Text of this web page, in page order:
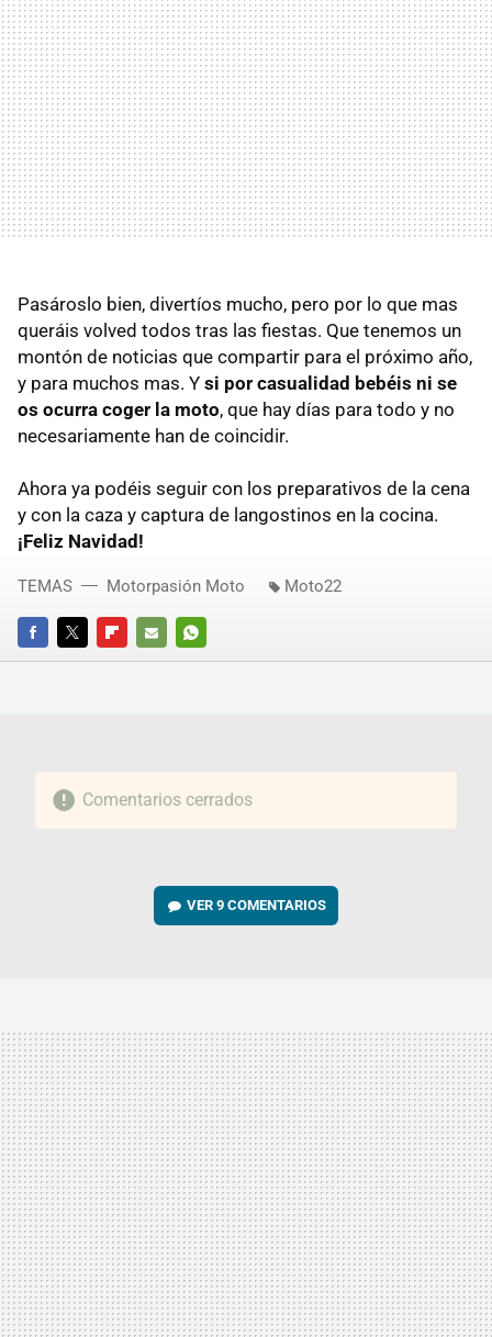
Pasároslo bien, divertíos mucho, pero por lo que mas
queráis volved todos tras las fiestas. Que tenemos un
montón de noticias que compartir para el próximo año,
y para muchos mas. Y si por casualidad bebéis ni se
os ocurra coger la moto, que hay días para todo y no
necesariamente han de coincidir.
Ahora ya podéis seguir con los preparativos de la cena
y con la caza y captura de langostinos en la cocina.
¡Feliz Navidad!
FACEBOOKTWITTERFLIPBOARD
E-
WHATSAPP
TEMAS Motorpasión Moto Moto22
Comentarios cerrados
VER9 COMENTARIOS